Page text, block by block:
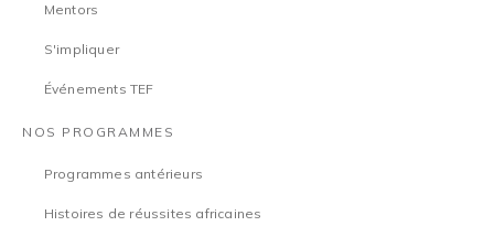
Mentors
S'impliquer
Événements TEF
NOS PROGRAMMES
Programmes antérieurs
Histoires de réussites africaines